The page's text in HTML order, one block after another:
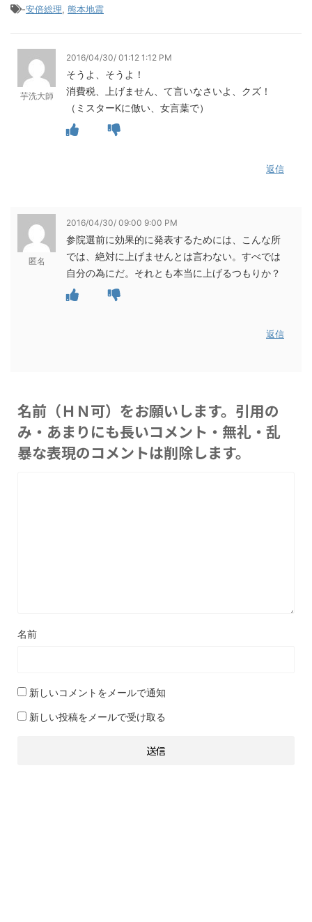
-安倍総理, 熊本地震
芋洗大師
2016/04/30/ 01:12 1:12 PM
そうよ、そうよ！
消費税、上げません、て言いなさいよ、クズ！
（ミスターKに倣い、女言葉で）
返信
匿名
2016/04/30/ 09:00 9:00 PM
参院選前に効果的に発表するためには、こんな所
では、絶対に上げませんとは言わない。すべでは
自分の為にだ。それとも本当に上げるつもりか？
返信
名前（ＨＮ可）をお願いします。引用の
み・あまりにも長いコメント・無礼・乱
暴な表現のコメントは削除します。
名前
新しいコメントをメールで通知
新しい投稿をメールで受け取る